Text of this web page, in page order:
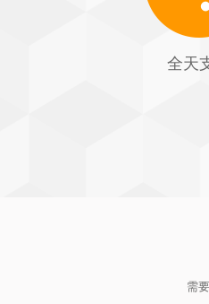
全天
需